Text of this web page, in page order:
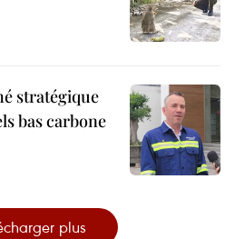
stratégique
bas carbone
plus